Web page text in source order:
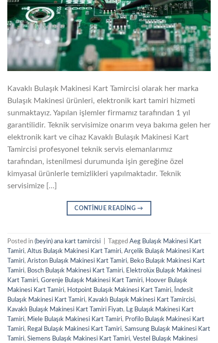
Kavaklı Bulaşık Makinesi Kart Tamircisi olarak her marka
Bulaşık Makinesi ürünleri, elektronik kart tamiri hizmeti
sunmaktayız. Yapılan işlemler firmamız tarafından 1 yıl
garantilidir. Teknik servisimize onarım veya bakıma gelen her
elektronik kart ve cihaz Kavaklı Bulaşık Makinesi Kart
Tamircisi profesyonel teknik servis elemanlarımız
tarafından, istenilmesi durumunda işin gereğine özel
kimyasal ürünlerle temizlikleri yapılmaktadır. Teknik
servisimize […]
CONTINUE READING→
Posted in (beyin) ana kart tamircisi Tagged Aeg Bulaşık Makinesi Kart
Tamiri, Altus Bulaşık Makinesi Kart Tamiri, Arçelik Bulaşık Makinesi Kart
Tamiri, Ariston Bulaşık Makinesi Kart Tamiri, Beko Bulaşık Makinesi Kart
Tamiri, Bosch Bulaşık Makinesi Kart Tamiri, Elektrolüx Bulaşık Makinesi
Kart Tamiri, Gorenje Bulaşık Makinesi Kart Tamiri, Hoover Bulaşık
Makinesi Kart Tamiri, Hotpoint Bulaşık Makinesi Kart Tamiri,
İndesit
Bulaşık Makinesi Kart Tamiri, Kavaklı Bulaşık Makinesi Kart Tamircisi,
Kavaklı Bulaşık Makinesi Kart Tamiri Fiyatı, Lg Bulaşık Makinesi Kart
Tamiri, Miele Bulaşık Makinesi Kart Tamiri, Profilo Bulaşık Makinesi Kart
Tamiri, Regal Bulaşık Makinesi Kart Tamiri, Samsung Bulaşık Makinesi Kart
Tamiri, Siemens Bulaşık Makinesi Kart Tamiri, Vestel Bulaşık Makinesi